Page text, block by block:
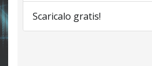
Scaricalo gratis!